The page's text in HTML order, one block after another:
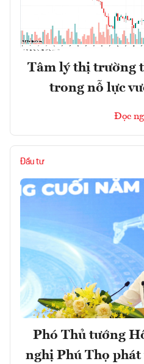
Tâm lý thị trường
trong nỗ lực
Đọc
Đầu tư
Phó Thủ tướng
nghị Phú Thọ